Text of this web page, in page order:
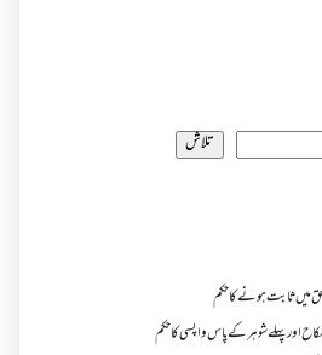
تلاش
ثابت ہونے کا حکم
اور پہلے شوہر کے پاس واپسی کا حکم